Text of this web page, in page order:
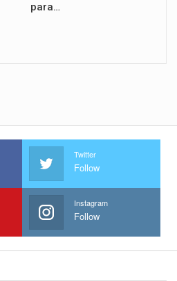
para…
Twitter
Follow
Instagram
Follow